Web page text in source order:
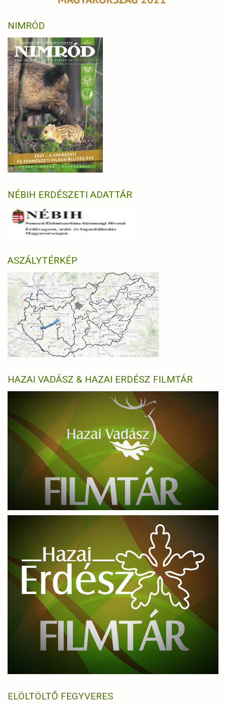
NIMRÓD
NÉBIH ERDÉSZETI ADATTÁR
ASZÁLYTÉRKÉP
HAZAI VADÁSZ & HAZAI ERDÉSZ FILMTÁR
ELÖLTÖLTŐ FEGYVERES